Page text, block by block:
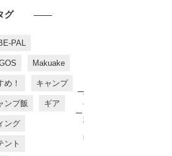
グ
PAL
Makuake
め！ キャンプ
ンプ飯 ギア
ング
ント
す
す
め
商
品